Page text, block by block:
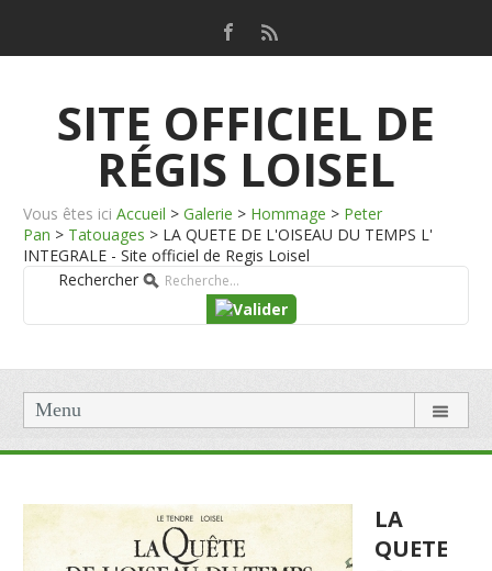
SITE OFFICIEL DE
RÉGIS LOISEL
Vous êtes ici Accueil > Galerie > Hommage > Peter
Pan > Tatouages > LA QUETE DE L'OISEAU DU TEMPS L'
INTEGRALE - Site officiel de Regis Loisel
Rechercher
Menu
LA
QUETE